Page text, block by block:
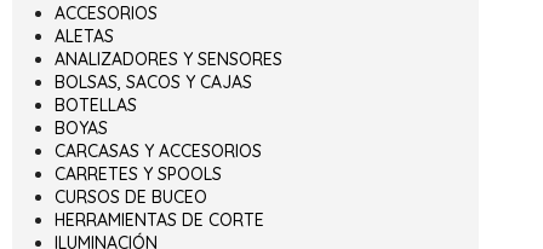
ACCESORIOS
ALETAS
ANALIZADORES Y SENSORES
BOLSAS, SACOS Y CAJAS
BOTELLAS
BOYAS
CARCASAS Y ACCESORIOS
CARRETES Y SPOOLS
CURSOS DE BUCEO
HERRAMIENTAS DE CORTE
ILUMINACIÓN